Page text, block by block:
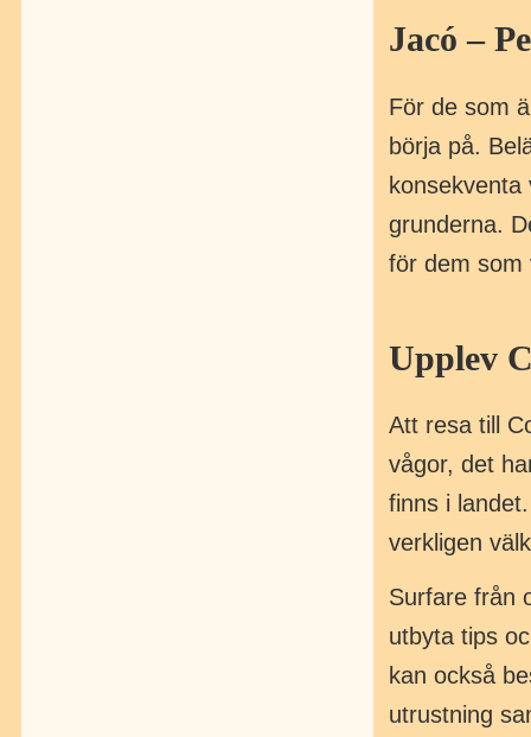
Jacó –
För de som
börja på.
grunderna.
för dem som
Upplev
Att resa till
vågor, det
finns i
verkligen
Surfare från
utbyta tips
kan också
utrustning